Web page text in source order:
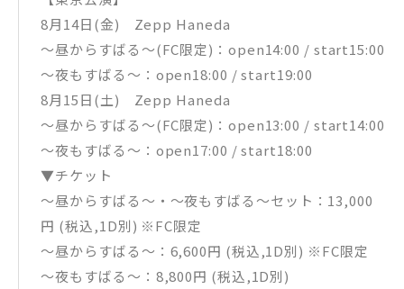
8月14日(金) Zepp Haneda
〜昼からすばる〜(FC限定)：open14:00 / start15:00
〜夜もすばる〜：open18:00 / start19:00
8月15日(土) Zepp Haneda
〜昼からすばる〜(FC限定)：open13:00 / start14:00
〜夜もすばる〜：open17:00 / start18:00
▼チケット
〜昼からすばる〜・〜夜もすばる〜セット：13,000
円 (税込,1D別) ※FC限定
〜昼からすばる〜：6,600円 (税込,1D別) ※FC限定
〜夜もすばる〜：8,800円 (税込,1D別)